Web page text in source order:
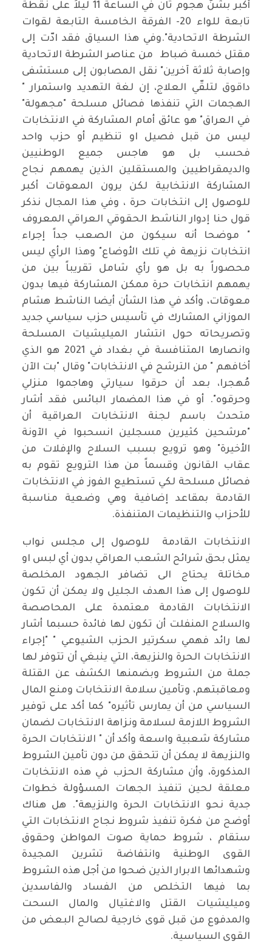
أكبر بشنّ هجوم ثان في الساعة 11 ليلاً على نقطة
تابعة للواء 20- الفرقة الخامسة التابعة لقوات
الشرطة الاتحادية".وفي هذا السياق فقد ادّت إلى
مقتل خمسة ضباط من عناصر الشرطة الاتحادية
وإصابة ثلاثة آخرين" نقل المصابون إلى مستشفى
داقوق لتلقّي العلاج، إن لغة التهديد واستمرار "
الهجمات التي تنفذها فصائل مسلحة "مجهولة"
في العراق" هو عائق أمام المشاركة في الانتخابات
ليس من قبل فصيل او تنظيم أو حزب واحد
فحسب بل هو هاجس جميع الوطنيين
والديمقراطيين والمستقلين الذين يهمهم نجاح
المشاركة الانتخابية لكن يرون المعوقات أكبر
للوصول إلى انتخابات حرة ، وفي هذا المجال نذكر
قول حنا إدوار الناشط الحقوقي العراقي المعروف
" موضحا أنه سيكون من الصعب جداً إجراء
انتخابات نزيهة في تلك الأوضاع" وهذا الرأي ليس
محصوراً به بل هو رأي شامل تقريباً بين من
يهمهم انتخابات حرة ممكن المشاركة فيها بدون
معوقات، وأكد في هذا الشأن أيضا الناشط هشام
الموزاني المشارك في تأسيس حزب سياسي جديد
وتصريحاته حول انتشار الميليشيات المسلحة
وانصارها المتنافسة في بغداد في 2021 هو الذي
أخافهم " من الترشح في الانتخابات" وقال "بت الآن
مُهجرا، بعد أن حرقوا سيارتي وهاجموا منزلي
وحرقوه". أو في هذا المضمار البائس فقد أشار
متحدث باسم لجنة الانتخابات العراقية أن
"مرشحين كثيرين مسجلين انسحبوا في الآونة
الأخيرة" وهو ترويع بسبب السلاح والإفلات من
عقاب القانون وقسماً من هذا الترويع تقوم به
فصائل مسلحة لكي تستطيع الفوز في الانتخابات
القادمة بمقاعد إضافية وهي وضعية مناسبة
للأحزاب والتنظيمات المتنفذة.
الانتخابات القادمة للوصول إلى مجلس نواب
يمثل بحق شرائح الشعب العراقي بدون أي لبس او
مخاتلة يحتاج الى تضافر الجهود المخلصة
للوصول إلى هذا الهدف الجليل ولا يمكن أن تكون
الانتخابات القادمة معتمدة على المحاصصة
والسلاح المنفلت أن تكون لها فائدة حسبما أشار
لها رائد فهمي سكرتير الحزب الشيوعي " "إجراء
الانتخابات الحرة والنزيهة، التي ينبغي أن تتوفر لها
جملة من الشروط وبضمنها الكشف عن القتلة
ومعاقبتهم، وتأمين سلامة الانتخابات ومنع المال
السياسي من أن يمارس تأثيره" كما أكد على توفير
الشروط اللازمة لسلامة ونزاهة الانتخابات لضمان
مشاركة شعبية واسعة وأكد أن " الانتخابات الحرة
والنزيهة لا يمكن أن تتحقق من دون تأمين الشروط
المذكورة، وأن مشاركة الحزب في هذه الانتخابات
معلقة لحين تنفيذ الجهات المسؤولة خطوات
جدية نحو الانتخابات الحرة والنزيهة". هل هناك
أوضح من فكرة تنفيذ شروط نجاح الانتخابات التي
ستقام ، شروط حماية صوت المواطن وحقوق
القوى الوطنية وانتفاضة تشرين المجيدة
وشهدائها الابرار الذين ضحوا من أجل هذه الشروط
بما فيها التخلص من الفساد والفاسدين
وميليشيات القتل والاغتيال والمال السحت
والمدفوع من قبل قوى خارجية لصالح البعض من
القوى السياسية.